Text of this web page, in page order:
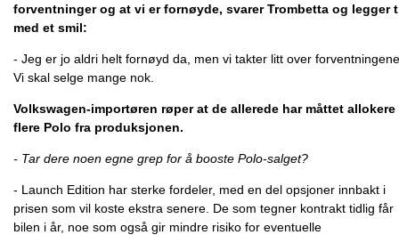
forventninger og at vi er fornøyde, svarer Trombetta og legger
med et smil:
- Jeg er jo aldri helt fornøyd da, men vi takter litt over
Vi skal selge mange nok.
Volkswagen-importøren røper at de allerede har måttet allokere
flere Polo fra produksjonen.
- Tar dere noen egne grep for å booste Polo-salget?
- Launch Edition har sterke fordeler, med en del opsjoner innbakt i
prisen som vil koste ekstra senere. De som tegner kontrakt tidlig får
bilen i år, noe som også gir mindre risiko for eventuelle